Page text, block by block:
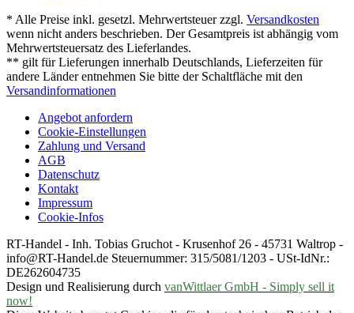
* Alle Preise inkl. gesetzl. Mehrwertsteuer zzgl. Versandkosten
wenn nicht anders beschrieben. Der Gesamtpreis ist abhängig vom
Mehrwertsteuersatz des Lieferlandes.
** gilt für Lieferungen innerhalb Deutschlands, Lieferzeiten für
andere Länder entnehmen Sie bitte der Schaltfläche mit den
Versandinformationen
Angebot anfordern
Cookie-Einstellungen
Zahlung und Versand
AGB
Datenschutz
Kontakt
Impressum
Cookie-Infos
RT-Handel - Inh. Tobias Gruchot - Krusenhof 26 - 45731 Waltrop -
info@RT-Handel.de Steuernummer: 315/5081/1203 - USt-IdNr.:
DE262604735
Design und Realisierung durch vanWittlaer GmbH - Simply sell it
now!